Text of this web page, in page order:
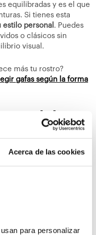
Acerca de las cookies
para personalizar
equilibradas y es el que
Si tienes esta
personal . Puedes
o clásicos sin
visual.
más tu rostro?
gafas según la forma
que debes
por Internet
solar por fijarse
modelo especifica